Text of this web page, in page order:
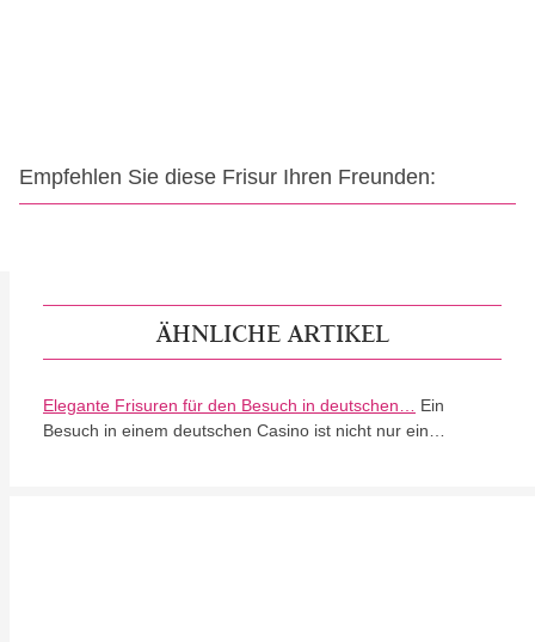
Empfehlen Sie diese Frisur Ihren Freunden:
ÄHNLICHE ARTIKEL
Elegante Frisuren für den Besuch in deutschen…
Ein
Besuch in einem deutschen Casino ist nicht nur ein…